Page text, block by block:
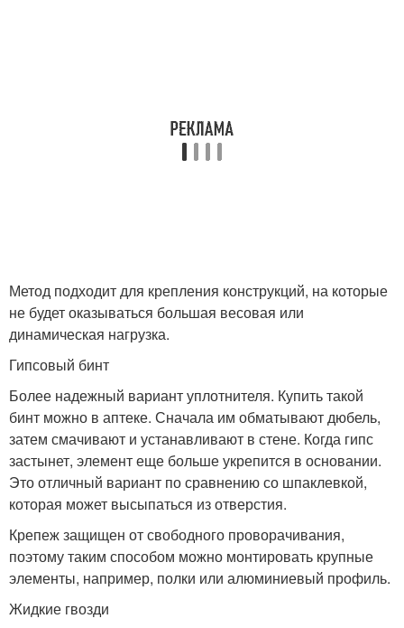
Метод подходит для крепления конструкций, на которые
не будет оказываться большая весовая или
динамическая нагрузка.
Гипсовый бинт
Более надежный вариант уплотнителя. Купить такой
бинт можно в аптеке. Сначала им обматывают дюбель,
затем смачивают и устанавливают в стене. Когда гипс
застынет, элемент еще больше укрепится в основании.
Это отличный вариант по сравнению со шпаклевкой,
которая может высыпаться из отверстия.
Крепеж защищен от свободного проворачивания,
поэтому таким способом можно монтировать крупные
элементы, например, полки или алюминиевый профиль.
Жидкие гвозди